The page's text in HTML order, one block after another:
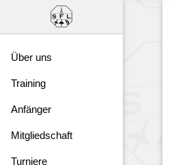
Über uns
Training
Anfänger
Mitgliedschaft
Turniere